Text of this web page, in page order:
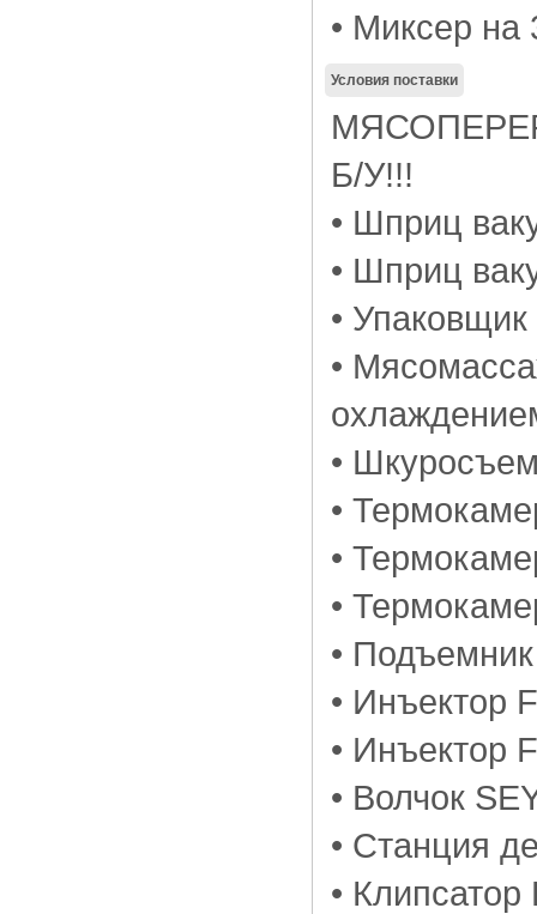
• Миксер на
Условия поставки
Б/У!!!
• Шприц
• Шприц
•
•
•
•
•
•
•
• Инъектор
• Инъектор
• Волчок
• Станция
•